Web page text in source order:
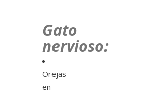
Gato
nervioso:
Orejas
en